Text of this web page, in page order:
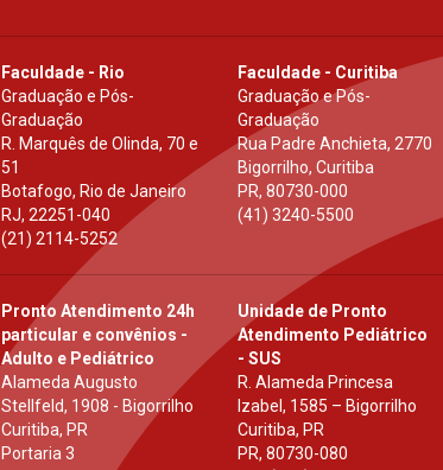
Faculdade - Rio
Graduação e Pós-
Graduação
R. Marquês de Olinda, 70 e
51
Botafogo, Rio de Janeiro
RJ,22251-040
(21) 2114-5252
Faculdade - Curitiba
Graduação e Pós-
Graduação
Rua Padre Anchieta, 2770
Bigorrilho, Curitiba
PR, 80730-000
(41) 3240-5500
Pronto Atendimento 24h
particular e convênios -
Adulto e Pediátrico
Alameda Augusto
Stellfeld, 1908 - Bigorrilho
Curitiba, PR
Portaria 3
Unidade de Pronto
Atendimento Pediátrico
- SUS
R. Alameda Princesa
Izabel, 1585 – Bigorrilho
Curitiba, PR
PR, 80730-080